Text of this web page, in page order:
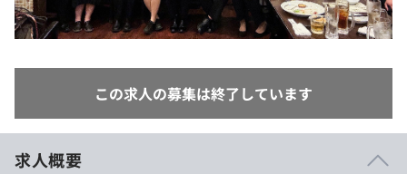
学校向けプラン
この求人の募集は終了しています
求人概要